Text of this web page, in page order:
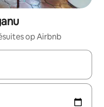
op Airbnb
zijn, maak je een keuze